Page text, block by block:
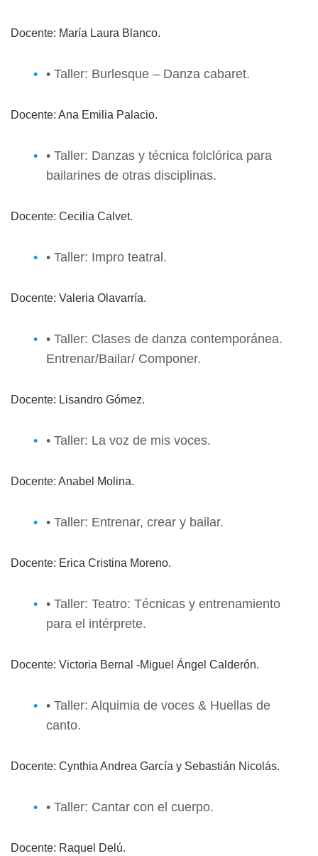
Docente: María Laura Blanco.
• Taller: Burlesque – Danza cabaret.
Docente: Ana Emilia Palacio.
• Taller: Danzas y técnica folclórica para
bailarines de otras disciplinas.
Docente: Cecilia Calvet.
• Taller: Impro teatral.
Docente: Valeria Olavarría.
• Taller: Clases de danza contemporánea.
Entrenar/Bailar/ Componer.
Docente: Lisandro Gómez.
• Taller: La voz de mis voces.
Docente: Anabel Molina.
• Taller: Entrenar, crear y bailar.
Docente: Erica Cristina Moreno.
• Taller: Teatro: Técnicas y entrenamiento
para el intérprete.
Docente: Victoria Bernal -Miguel Ángel Calderón.
• Taller: Alquimia de voces & Huellas de
canto.
Docente: Cynthia Andrea García y Sebastián Nicolás.
• Taller: Cantar con el cuerpo.
Docente: Raquel Delú.